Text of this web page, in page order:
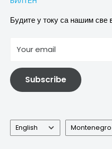
Images & references
Политика отказивања
Услови
Информације о електричној
Будите у току са нашим све
Your email
Subscribe
Language
English Country/
Montenegro